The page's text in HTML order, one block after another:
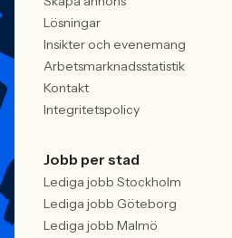
Lösningar
Insikter och evenemang
Arbetsmarknadsstatistik
Kontakt
Integritetspolicy
Jobb per stad
Lediga jobb Stockholm
Lediga jobb Göteborg
Lediga jobb Malmö